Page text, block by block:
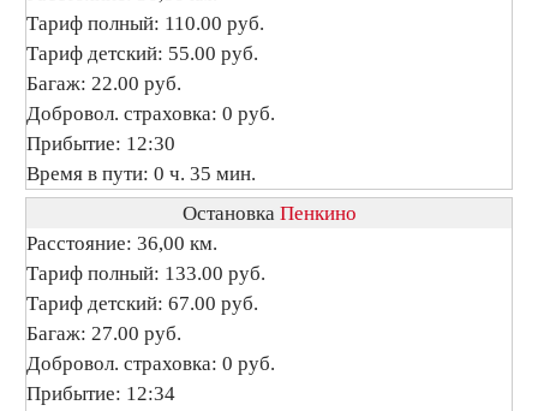
Тариф полный: 110.00 руб.
Тариф детский: 55.00 руб.
Багаж: 22.00 руб.
Добровол. страховка: 0 руб.
Прибытие: 12:30
Время в пути: 0 ч. 35 мин.
Остановка Пенкино
Расстояние: 36,00 км.
Тариф полный: 133.00 руб.
Тариф детский: 67.00 руб.
Багаж: 27.00 руб.
Добровол. страховка: 0 руб.
Прибытие: 12:34